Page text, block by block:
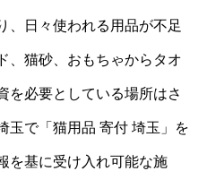
、日々使われる用品が不足
、猫砂、おもちゃからタオ
を必要としている場所はさ
玉で「猫用品 寄付 埼玉」を
を基に受け入れ可能な施